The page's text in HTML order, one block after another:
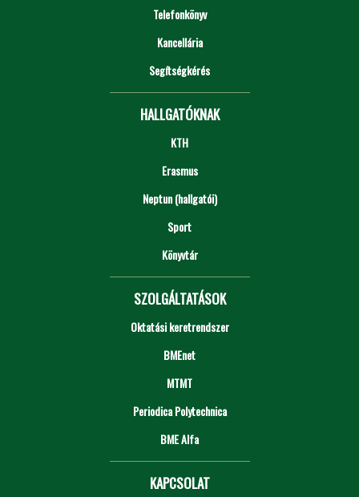
Telefonkönyv
Kancellária
Segítségkérés
HALLGATÓKNAK
KTH
Erasmus
Neptun (hallgatói)
Sport
Könyvtár
SZOLGÁLTATÁSOK
Oktatási keretrendszer
BMEnet
MTMT
Periodica Polytechnica
BME Alfa
KAPCSOLAT